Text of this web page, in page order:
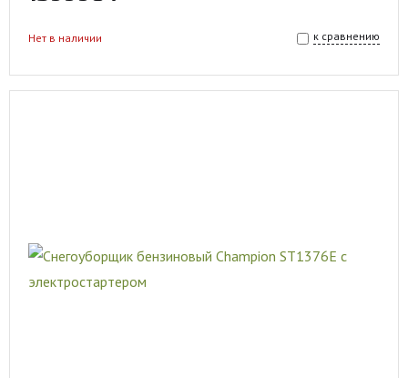
к сравнению
Нет в наличии